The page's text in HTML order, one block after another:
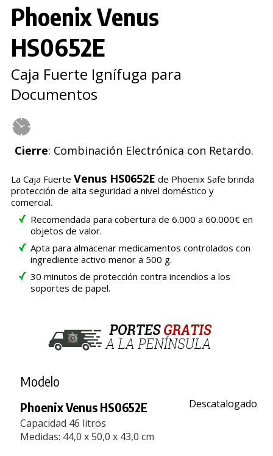
Phoenix Venus
HS0652E
Caja Fuerte Ignífuga para
Documentos
Cierre: Combinación Electrónica con Retardo.
La Caja Fuerte Venus HS0652E de Phoenix Safe brinda
protección de alta seguridad a nivel doméstico y
comercial.
Recomendada para cobertura de 6.000 a 60.000€ en
objetos de valor.
Apta para almacenar medicamentos controlados con
ingrediente activo menor a 500 g.
30 minutos de protección contra incendios a los
soportes de papel.
Modelo
Phoenix Venus HS0652E
Capacidad 46 litros
Medidas: 44,0 x 50,0 x 43,0 cm
Descatalogado